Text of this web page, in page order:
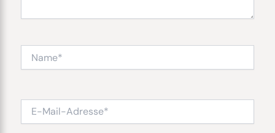
Mail-